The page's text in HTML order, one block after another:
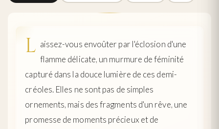
L aissez-vous envoûter par l'éclosion d'une
flamme délicate, un murmure de féminité
capturé dans la douce lumière de ces demi-
créoles. Elles ne sont pas de simples
ornements, mais des fragments d'un rêve, une
promesse de moments précieux et de